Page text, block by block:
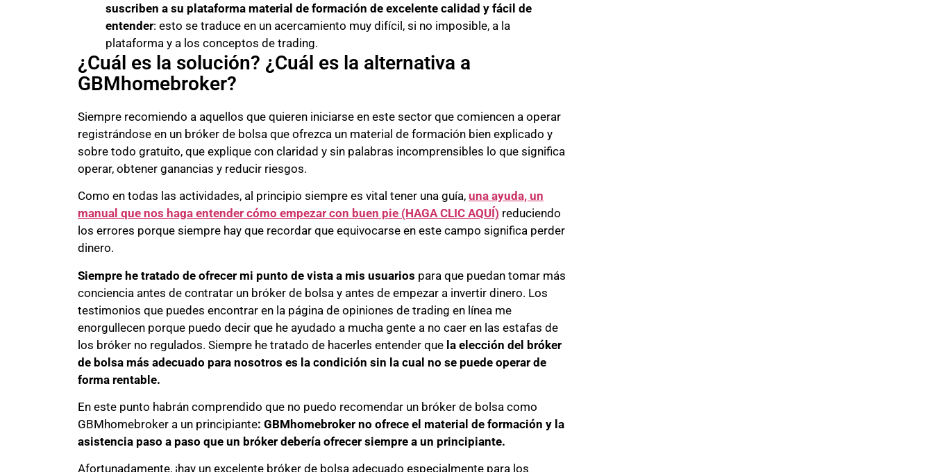
suscriben a su plataforma material de formación de excelente calidad y fácil de
entender: esto se traduce en un acercamiento muy difícil, si no imposible, a la
plataforma y a los conceptos de trading.
¿Cuál es la solución? ¿Cuál es la alternativa a
GBMhomebroker?
Siempre recomiendo a aquellos que quieren iniciarse en este sector que comiencen a operar
registrándose en un bróker de bolsa que ofrezca un material de formación bien explicado y
sobre todo gratuito, que explique con claridad y sin palabras incomprensibles lo que significa
operar, obtener ganancias y reducir riesgos.
Como en todas las actividades, al principio siempre es vital tener una guía, una ayuda, un
manual que nos haga entender cómo empezar con buen pie (HAGA CLIC AQUÍ) reduciendo
los errores porque siempre hay que recordar que equivocarse en este campo significa perder
dinero.
Siempre he tratado de ofrecer mi punto de vista a mis usuarios para que puedan tomar más
conciencia antes de contratar un bróker de bolsa y antes de empezar a invertir dinero. Los
testimonios que puedes encontrar en la página de opiniones de trading en línea me
enorgullecen porque puedo decir que he ayudado a mucha gente a no caer en las estafas de
los bróker no regulados. Siempre he tratado de hacerles entender que la elección del bróker
de bolsa más adecuado para nosotros es la condición sin la cual no se puede operar de
forma rentable.
En este punto habrán comprendido que no puedo recomendar un bróker de bolsa como
GBMhomebroker a un principiante: GBMhomebroker no ofrece el material de formación y la
asistencia paso a paso que un bróker debería ofrecer siempre a un principiante.
Afortunadamente, ¡hay un excelente bróker de bolsa adecuado especialmente para los